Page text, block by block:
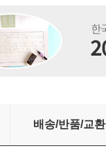
배송/반품/교환